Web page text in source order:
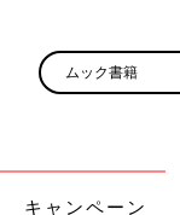
ムック書籍
キャンペーン